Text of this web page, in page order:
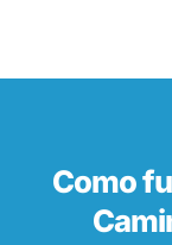
Como